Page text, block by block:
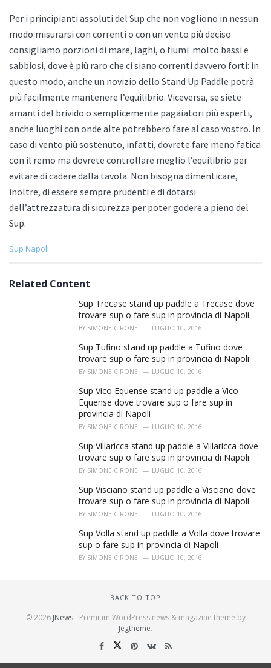
Per i principianti assoluti del Sup che non vogliono in nessun
modo misurarsi con correnti o con un vento più deciso
consigliamo porzioni di mare, laghi, o fiumi molto bassi e
sabbiosi, dove è più raro che ci siano correnti davvero forti: in
questo modo, anche un novizio dello Stand Up Paddle potrà
più facilmente mantenere l’equilibrio. Viceversa, se siete
amanti del brivido o semplicemente pagaiatori più esperti,
anche luoghi con onde alte potrebbero fare al caso vostro. In
caso di vento più sostenuto, infatti, dovrete fare meno fatica
con il remo ma dovrete controllare meglio l’equilibrio per
evitare di cadere dalla tavola. Non bisogna dimenticare,
inoltre, di essere sempre prudenti e di dotarsi
dell’attrezzatura di sicurezza per poter godere a pieno del
Sup.
C
e
Sup Napoli
Related Content
Sup Trecase stand up paddle a Trecase dove
trovare sup o fare sup in provincia di Napoli
BY SIMONE CIRONE LUGLIO 10, 2016
Sup Tufino stand up paddle a Tufino dove
trovare sup o fare sup in provincia di Napoli
BY SIMONE CIRONE LUGLIO 10, 2016
Sup Vico Equense stand up paddle a Vico
Equense dove trovare sup o fare sup in
provincia di Napoli
BY SIMONE CIRONE LUGLIO 10, 2016
Sup Villaricca stand up paddle a Villaricca dove
trovare sup o fare sup in provincia di Napoli
BY SIMONE CIRONE LUGLIO 10, 2016
Sup Visciano stand up paddle a Visciano dove
trovare sup o fare sup in provincia di Napoli
BY SIMONE CIRONE LUGLIO 10, 2016
Sup Volla stand up paddle a Volla dove trovare
sup o fare sup in provincia di Napoli
BY SIMONE CIRONE LUGLIO 10, 2016
BACK TO TOP
© 2026 JNews- Premium WordPress news & magazine theme by
Jegtheme.